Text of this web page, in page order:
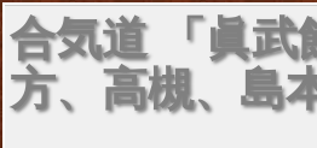
合気道 「眞武
方、高槻、島